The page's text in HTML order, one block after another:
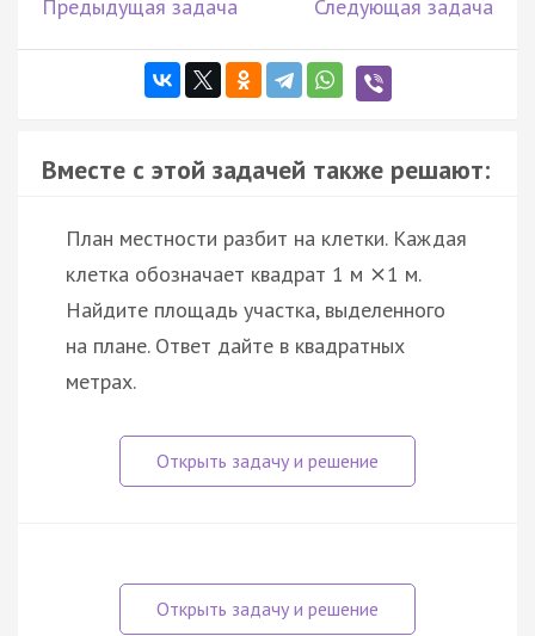
Предыдущая задача Следующая задача
Вместе с этой задачей также решают:
План местности разбит на клетки. Каждая
клетка обозначает квадрат 1 м ×1 м.
Найдите площадь участка, выделенного
на плане. Ответ дайте в квадратных
метрах.